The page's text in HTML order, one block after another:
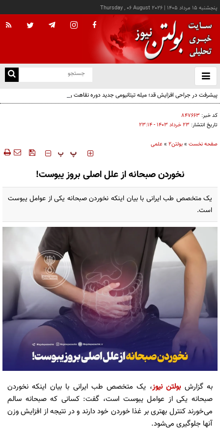
پنجشنبه ۱۵ مرداد ۱۴۰۵ |
Thursday , 06 August 2026
باز
و
پیشرفت در جراحی افزایش قد؛ میله تیتانیومی جدید دوره نقاهت را از چند ماه به چند هفته
کاهش می‌دهد
کد خبر: ۸۴۷۶۶۳
تاریخ انتشار: ۲۳ خرداد ۱۴۰۳ - ۲۳:۱۴
صفحه نخست »بولتن2 »علمی
‍‍‍ پ پ
نخوردن صبحانه از علل اصلی بروز یبوست!
یک متخصص طب ایرانی با بیان اینکه نخوردن صبحانه یکی از عوامل یبوست
است.
به گزارشبولتن نیوز، یک متخصص طب ایرانی با بیان اینکه نخوردن
صبحانه یکی از عوامل یبوست است، گفت: کسانی که صبحانه سالم
می‌خورند کنترل بهتری بر غذا خوردن خود دارند و در نتیجه از افزایش وزن
آنها جلوگیری می‌شود.